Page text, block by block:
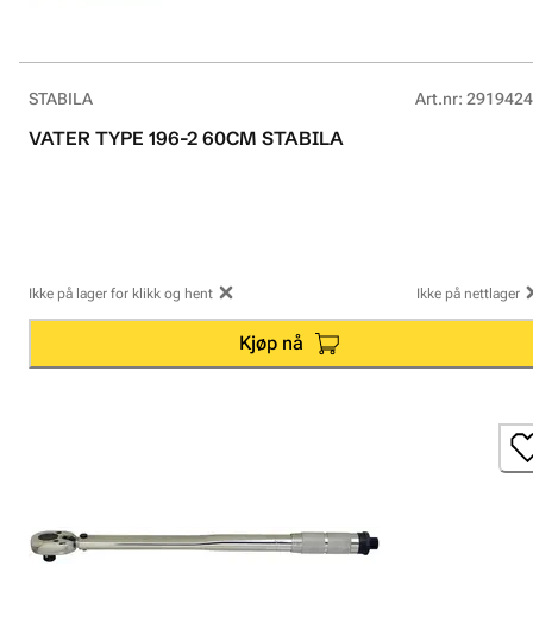
STABILA Art.nr:
VATER TYPE 196-2 60CM STABILA
Ikke på lager for klikk og hent Ikke på nettlager
Kjøp nå